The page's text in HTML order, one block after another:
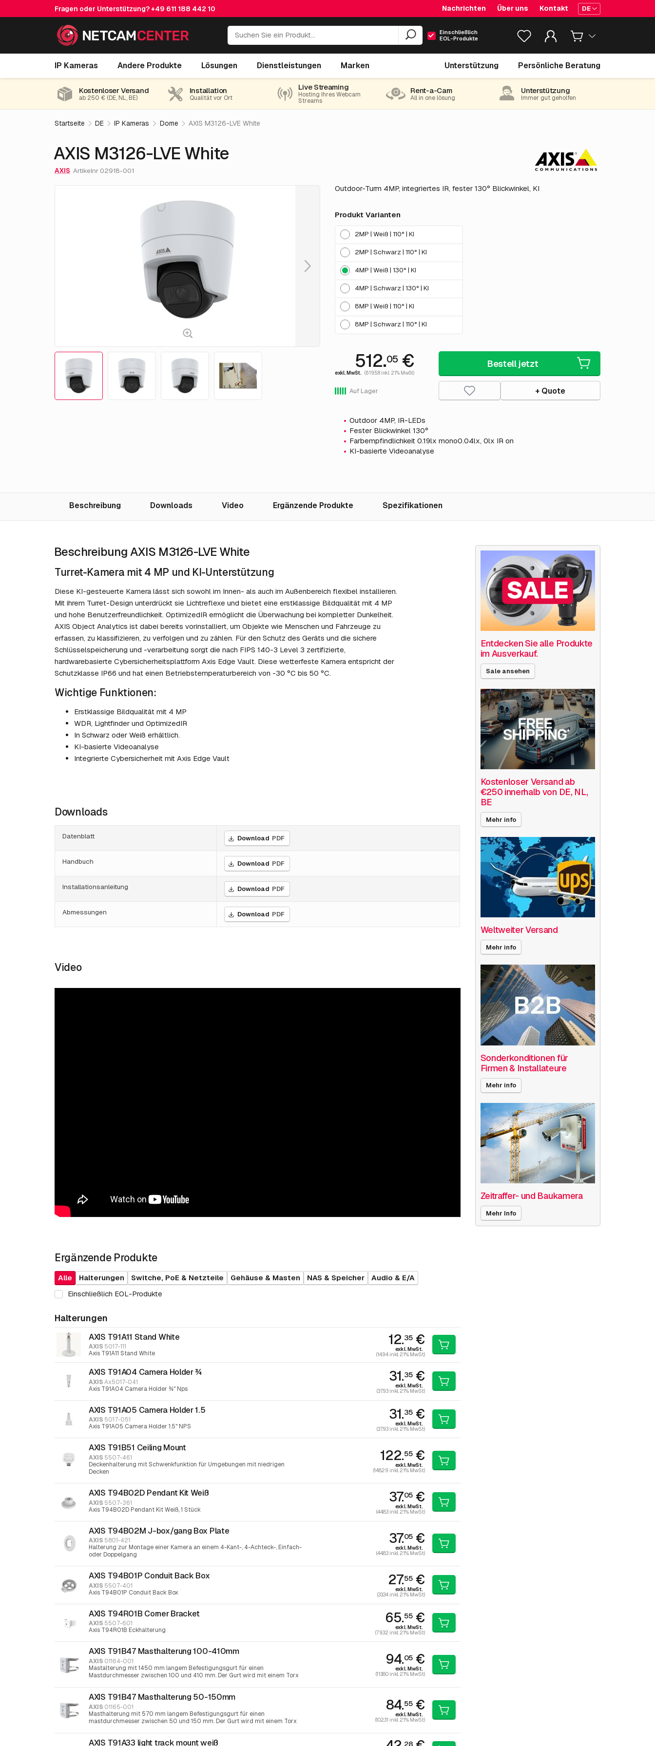
Fragen oder Unterstützung?+49 611 188 442 10 Nachrichten Über uns Kontakt DE
Einschließlich
EOL-Produkte
IP Kameras Andere Produkte Lösungen Dienstleistungen Marken Unterstützung Persönliche Beratung
AXIS M3126-LVE White 512.05 €
Kostenloser Versand
ab 250 € (DE, NL, BE)
Installation
Qualität vor Ort
Live Streaming
Hosting Ihres Webcam
Streams
Rent-a-Cam
All in one lösung
Unterstützung
Immer gut geholfen
Startseite DE IP Kameras Dome AXIS M3126-LVE White
AXIS M3126-LVE White
AXIS Artikelnr 02918-001
Outdoor-Turm 4MP, integriertes IR, fester 130° Blickwinkel, KI
Produkt Varianten
2MP | Weiß | 110° | KI
2MP | Schwarz | 110° | KI
4MP | Weiß | 130° | KI
4MP | Schwarz | 130° | KI
8MP | Weiß | 110° | KI
8MP | Schwarz | 110° | KI
512.05€
exkl. MwSt. (619.58 inkl. 21% MwSt)
Auf Lager
Bestell jetzt
+ Quote
Outdoor 4MP, IR-LEDs
Fester Blickwinkel 130°
Farbempfindlichkeit 0.19lx mono0.04lx, 0lx IR on
KI-basierte Videoanalyse
Beschreibung Downloads Video Ergänzende Produkte Spezifikationen
Beschreibung AXIS M3126-LVE White
Turret-Kamera mit 4 MP und KI-Unterstützung
Diese KI-gesteuerte Kamera lässt sich sowohl im Innen- als auch im Außenbereich flexibel installieren.
Mit ihrem Turret-Design unterdrückt sie Lichtreflexe und bietet eine erstklassige Bildqualität mit 4 MP
und hohe Benutzerfreundlichkeit. OptimizedIR ermöglicht die Überwachung bei kompletter Dunkelheit.
AXIS Object Analytics ist dabei bereits vorinstalliert, um Objekte wie Menschen und Fahrzeuge zu
erfassen, zu klassifizieren, zu verfolgen und zu zählen. Für den Schutz des Geräts und die sichere
Schlüsselspeicherung und -verarbeitung sorgt die nach FIPS 140-3 Level 3 zertifizierte,
hardwarebasierte Cybersicherheitsplattform Axis Edge Vault. Diese wetterfeste Kamera entspricht der
Schutzklasse IP66 und hat einen Betriebstemperaturbereich von -30 °C bis 50 °C.
Wichtige Funktionen:
Erstklassige Bildqualität mit 4 MP
WDR, Lightfinder und OptimizedIR
In Schwarz oder Weiß erhältlich.
KI-basierte Videoanalyse
Integrierte Cybersicherheit mit Axis Edge Vault
Downloads
Datenblatt Download PDF
Handbuch Download PDF
Installationsanleitung Download PDF
Abmessungen Download PDF
Video
Ergänzende Produkte
Alle Halterungen Switche, PoE & Netzteile Gehäuse & Masten NAS & Speicher
Audio & E/A
Einschließlich EOL-Produkte
Halterungen
AXIS T91A11 Stand White
AXIS 5017-111
Axis T91A11 Stand White
12.35 €
exkl. MwSt.
(14.94 inkl. 21% MwSt)
AXIS T91A04 Camera Holder ¾
AXISAx5017-041
Axis T91A04 Camera Holder ¾" Nps
31.35 €
exkl. MwSt.
(37.93 inkl. 21% MwSt)
AXIS T91A05 Camera Holder 1.5
AXIS 5017-051
Axis T91A05 Camera Holder 1.5" NPS
31.35 €
exkl. MwSt.
(37.93 inkl. 21% MwSt)
AXIS T91B51 Ceiling Mount
AXIS 5507-461
Deckenhalterung mit Schwenkfunktion für Umgebungen mit niedrigen
Decken
122.55 €
exkl. MwSt.
(148.29 inkl. 21% MwSt)
AXIS T94B02D Pendant Kit Weiß
AXIS 5507-361
Axis T94B02D Pendant Kit Weiß, 1 Stück
37.05 €
exkl. MwSt.
(44.83 inkl. 21% MwSt)
AXIS T94B02M J-box/gang Box Plate
AXIS 5801-421
Halterung zur Montage einer Kamera an einem 4-Kant-, 4-Achteck-, Einfach-
oder Doppelgang
37.05 €
exkl. MwSt.
(44.83 inkl. 21% MwSt)
AXIS T94B01P Conduit Back Box
AXIS 5507-401
Axis T94B01P Conduit Back Box
27.55 €
exkl. MwSt.
(33.34 inkl. 21% MwSt)
AXIS T94R01B Corner Bracket
AXIS 5507-601
Axis T94R01B Eckhalterung
65.55 €
exkl. MwSt.
(79.32 inkl. 21% MwSt)
AXIS T91B47 Masthalterung 100-410mm
AXIS 01164-001
Mastalterung mit 1450 mm langem Befestigungsgurt für einen
Mastdurchmesser zwischen 100 und 410 mm. Der Gurt wird mit einem Torx
94.05 €
exkl. MwSt.
(113.80 inkl. 21% MwSt)
AXIS T91B47 Masthalterung 50-150mm
AXIS 01165-001
Masthalterung mit 570 mm langem Befestigungsgurt für einen
mastdurchmesser zwischen 50 und 150 mm. Der Gurt wird mit einem Torx
84.55 €
exkl. MwSt.
(102.31 inkl. 21% MwSt)
AXIS T91A33 light track mount weiß 28
Entdecken Sie alle Produkte
im Ausverkauf.
Sale ansehen
Kostenloser Versand ab
€250 innerhalb von DE, NL,
BE
Mehr info
Weltweiter Versand
Mehr info
Sonderkonditionen für
Firmen & Installateure
Mehr info
Zeitraffer- und Baukamera
Mehr Info